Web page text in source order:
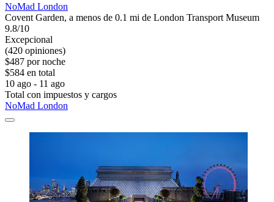
NoMad London
Covent Garden, a menos de 0.1 mi de London Transport Museum
9.8/10
Excepcional
(420 opiniones)
$487 por noche
$584 en total
10 ago - 11 ago
Total con impuestos y cargos
NoMad London